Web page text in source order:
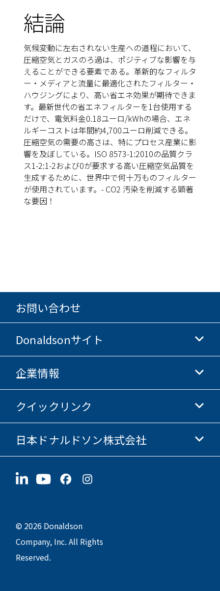
結論
気候変動に左右されない生産への道程において、
圧縮空気とガスのろ過は、ポジティブな影響を与
えることができる要素である。革新的なフィルタ
ー・メディアと流量に最適化されたフィルター・
ハウジングにより、高い省エネ効果が期待できま
す。最新世代の省エネフィルターを1台使用する
だけで、電気料金0.18ユーロ/kWhの場合、エネ
ルギーコストは年間約4,700ユーロ削減できる。
圧縮空気の需要の高さは、特にプロセス産業に影
響を及ぼしている。ISO 8573-1:2010の品質クラ
ス1-2:1-2および0が要求する高い圧縮空気品質を
生成するために、世界中で何十万ものフィルター
が使用されています。- CO2 汚染を削減する顕著
な要因！
お問い合わせ
Donaldsonサイト
Donaldsonライフサイエンス
Donaldsonオンラインストア
企業情報
企業情報
倫理・コンプライアンス
採用情報
クイックリンク
投資家情報
サプライヤー情報
サステナビリティ
日本ドナルドソン株式会社
〒190-0022
© 2026 Donaldson
Company, Inc. All Rights
Reserved.